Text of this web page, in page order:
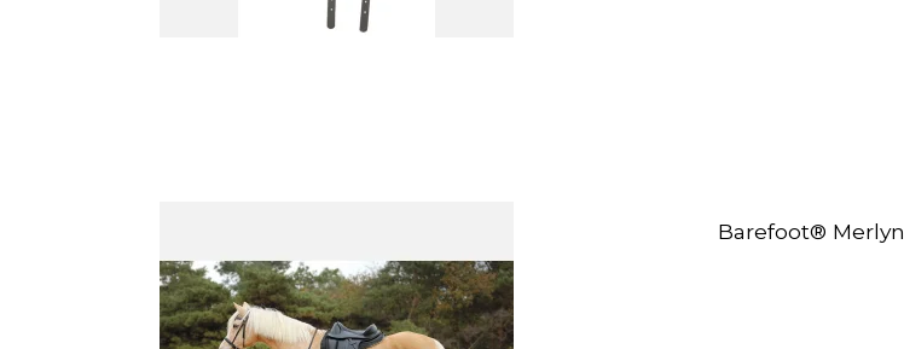
Barefoot® Merlyn